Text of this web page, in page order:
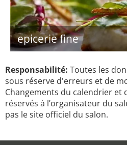
epicerie fine
Responsabilité: Toutes les
sous réserve d'erreurs et de
Changements du calendrier et
réservés à l’organisateur du
pas le site officiel du salon.